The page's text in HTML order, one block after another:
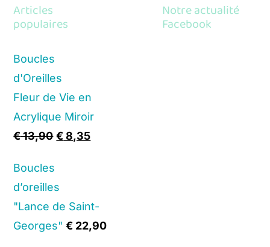
Articles
populaires
Boucles
d'Oreilles
Fleur de Vie en
Acrylique Miroir
€13,90 Original
€ 13,90.
€8,35Current
Boucles
d’oreilles
"Lance de Saint-
Georges" € 22,90
Notre actualité
Facebook